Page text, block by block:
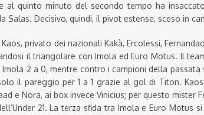
al quinto minuto del secondo tempo ha
Salas. Decisivo, quindi, il pivot estense, sceso in
privato dei nazionali Kakà, Ercolessi,
il triangolare con Imola ed Euro Motus. Il
Imola 2 a 0, mentre contro i campioni della
il pareggio per 1 a 1 grazie al gol di Titon.
e Nora, ai box invece Vinicius; per questo mister
21. La terza sfida tra Imola e Euro Motus